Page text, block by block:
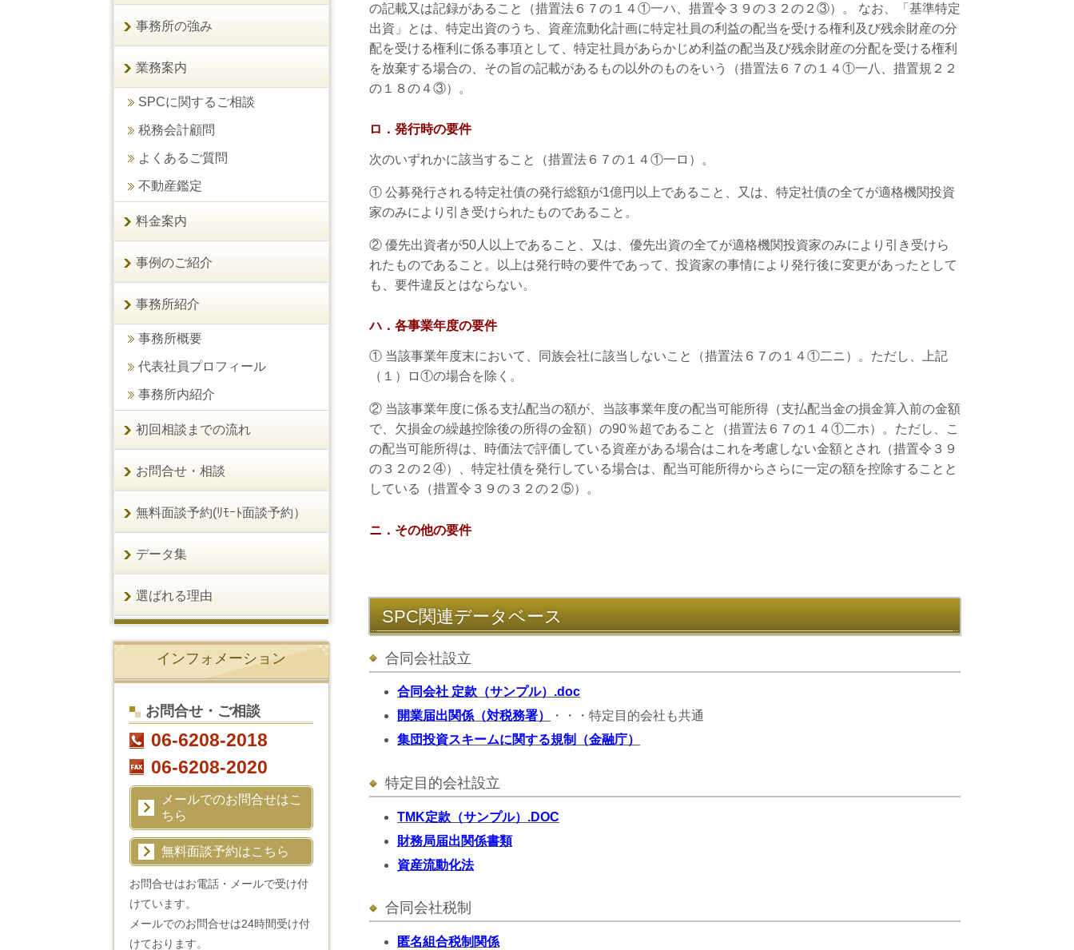
の記載又は記録があること（措置法６７の１４①一ハ、措置令３９の３２の２③）。 なお、「基準特定
出資」とは、特定出資のうち、資産流動化計画に特定社員の利益の配当を受ける権利及び残余財産の分
配を受ける権利に係る事項として、特定社員があらかじめ利益の配当及び残余財産の分配を受ける権利
を放棄する場合の、その旨の記載があるもの以外のものをいう（措置法６７の１４①一八、措置規２２
の１８の４③）。
ロ．発行時の要件
次のいずれかに該当すること（措置法６７の１４①一ロ）。
① 公募発行される特定社債の発行総額が1億円以上であること、又は、特定社債の全てが適格機関投資
家のみにより引き受けられたものであること。
② 優先出資者が50人以上であること、又は、優先出資の全てが適格機関投資家のみにより引き受けら
れたものであること。以上は発行時の要件であって、投資家の事情により発行後に変更があったとして
も、要件違反とはならない。
ハ．各事業年度の要件
① 当該事業年度末において、同族会社に該当しないこと（措置法６７の１４①二ニ）。ただし、上記
（１）ロ①の場合を除く。
② 当該事業年度に係る支払配当の額が、当該事業年度の配当可能所得（支払配当金の損金算入前の金額
で、欠損金の繰越控除後の所得の金額）の90％超であること（措置法６７の１４①二ホ）。ただし、こ
の配当可能所得は、時価法で評価している資産がある場合はこれを考慮しない金額とされ（措置令３９
の３２の２④）、特定社債を発行している場合は、配当可能所得からさらに一定の額を控除することと
している（措置令３９の３２の２⑤）。
ニ．その他の要件
SPC関連データベース
合同会社設立
合同会社 定款（サンプル）.doc
開業届出関係（対税務署）
・・・特定目的会社も共通
集団投資スキームに関する規制（金融庁）
特定目的会社設立
TMK定款（サンプル）.DOC
財務局届出関係書類
資産流動化法
合同会社税制
匿名組合税制関係
事務所の強み
業務案内
SPCに関するご相談
税務会計顧問
よくあるご質問
不動産鑑定
料金案内
事例のご紹介
事務所紹介
事務所概要
代表社員プロフィール
事務所内紹介
初回相談までの流れ
お問合せ・相談
無料面談予約(ﾘﾓｰﾄ面談予約）
データ集
選ばれる理由
インフォメーション
お問合せ・ご相談
06-6208-2018
06-6208-2020
メールでのお問合せはこ
ちら
無料面談予約はこちら
お問合せはお電話・メールで受け付
けています。
メールでのお問合せは24時間受け付
けております。